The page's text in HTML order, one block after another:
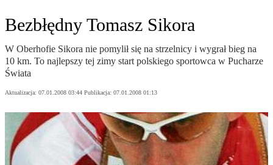
Bezbłędny Tomasz Sikora
W Oberhofie Sikora nie pomylił się na strzelnicy i wygrał bieg na
10 km. To najlepszy tej zimy start polskiego sportowca w Pucharze
Świata
Aktualizacja: 07.01.2008 03:44 Publikacja: 07.01.2008 01:13